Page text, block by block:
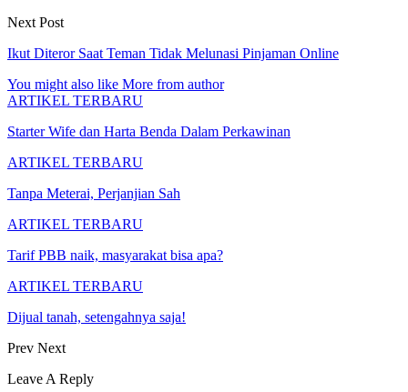
Next Post
Ikut Diteror Saat Teman Tidak Melunasi Pinjaman Online
You might also like More from author
ARTIKEL TERBARU
Starter Wife dan Harta Benda Dalam Perkawinan
ARTIKEL TERBARU
Tanpa Meterai, Perjanjian Sah
ARTIKEL TERBARU
Tarif PBB naik, masyarakat bisa apa?
ARTIKEL TERBARU
Dijual tanah, setengahnya saja!
Prev Next
Leave A Reply